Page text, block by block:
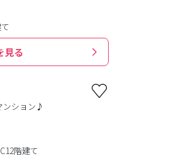
見る
ンション♪
階建て